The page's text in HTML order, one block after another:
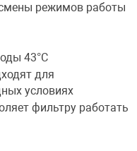
режимов работы
43°С
для
условиях
фильтру работать